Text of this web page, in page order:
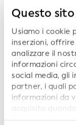
Questo
Usiamo i cookie
inserzioni,
analizzare il
informazioni
social media, gli
partner, i quali
informazioni da
acquisito
Continuando a
Sito Web del
Scaricare come
– A Global Legal
(Rapporto del
Un identificativo
mercati